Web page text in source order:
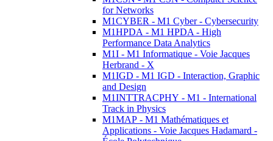
for Networks
M1CYBER - M1 Cyber - Cybersecurity
M1HPDA - M1 HPDA - High
Performance Data Analytics
M1I - M1 Informatique - Voie Jacques
Herbrand - X
M1IGD - M1 IGD - Interaction, Graphic
and Design
M1INTTRACPHY - M1 - International
Track in Physics
M1MAP - M1 Mathématiques et
Applications - Voie Jacques Hadamard -